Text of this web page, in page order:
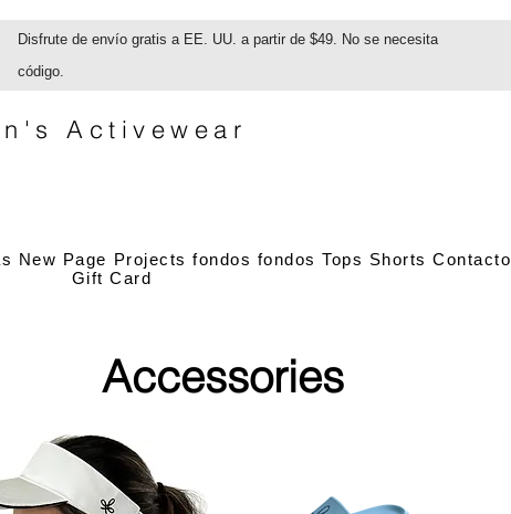
Disfrute de envío gratis a EE. UU. a partir de $49. No se necesita
código.
Activewear
New Page Projects fondos fondos Tops Shorts Contacto
Gift Card
Accessories